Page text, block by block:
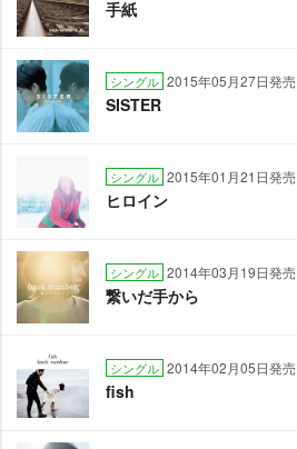
手紙
シングル 2015年05月27日発売
SISTER
シングル 2015年01月21日発売
ヒロイン
シングル 2014年03月19日発売
繋いだ手から
シングル 2014年02月05日発売
fish